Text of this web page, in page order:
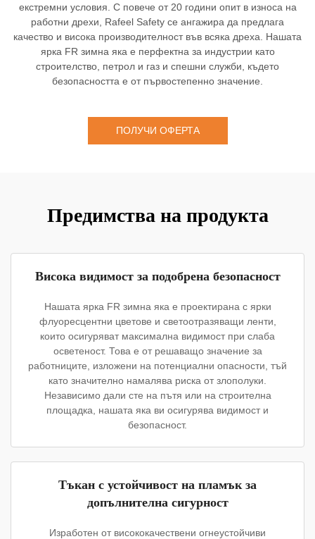
екстремни условия. С повече от 20 години опит в износа на
работни дрехи, Rafeel Safety се ангажира да предлага
качество и висока производителност във всяка дреха. Нашата
ярка FR зимна яка е перфектна за индустрии като
строителство, петрол и газ и спешни служби, където
безопасността е от първостепенно значение.
ПОЛУЧИ ОФЕРТА
Предимства на продукта
Висока видимост за подобрена безопасност
Нашата ярка FR зимна яка е проектирана с ярки
флуоресцентни цветове и светоотразяващи ленти,
които осигуряват максимална видимост при слаба
осветеност. Това е от решаващо значение за
работниците, изложени на потенциални опасности, тъй
като значително намалява риска от злополуки.
Независимо дали сте на пътя или на строителна
площадка, нашата яка ви осигурява видимост и
безопасност.
Тъкан с устойчивост на пламък за
допълнителна сигурност
Изработен от висококачествени огнеустойчиви